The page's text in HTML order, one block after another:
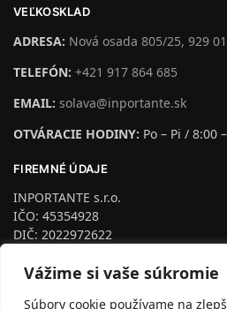
Vážime si vaše súkromie
Súbory cookie používame na
VEĽKOSKLAD
ADRESA: Nová osada 805/25, 929
TELEFÓN: +421 917 864 685
EMAIL: solava@inportante.sk
OTVÁRACIE HODINY: Po – Pi / 8:00
FIREMNÉ ÚDAJE
INPORTANTE s.r.o.
IČO: 45354928
DIČ: 2022972622
podľa §4 Zapísaná na Trnava, odd.